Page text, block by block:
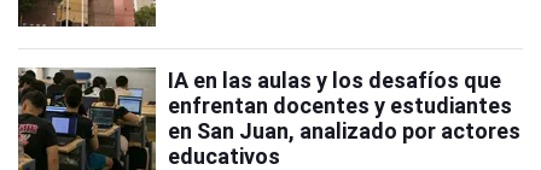
IA en las aulas y los desafíos que
enfrentan docentes y estudiantes
en San Juan, analizado por actores
educativos